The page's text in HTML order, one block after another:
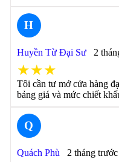
H
Huyền Từ Đại Sư 2
★★★
Tôi cần tư mở cửa hàng
bảng giá và mức chiết
Q
Quách Phù 2 tháng trước